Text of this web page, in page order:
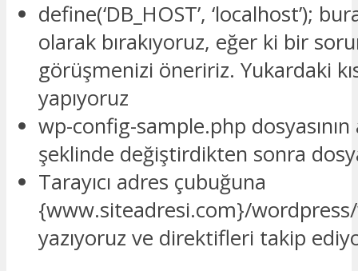
define(‘DB_HOST’, ‘localhost’);
olarak bırakıyoruz, eğer ki bir
görüşmenizi öneririz. Yukardaki
yapıyoruz
wp-config-sample.php dosyasının
şeklinde değiştirdikten sonra
Tarayıcı adres çubuğuna
{www.siteadresi.com}/
yazıyoruz ve direktifleri takip